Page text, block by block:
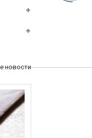
новости